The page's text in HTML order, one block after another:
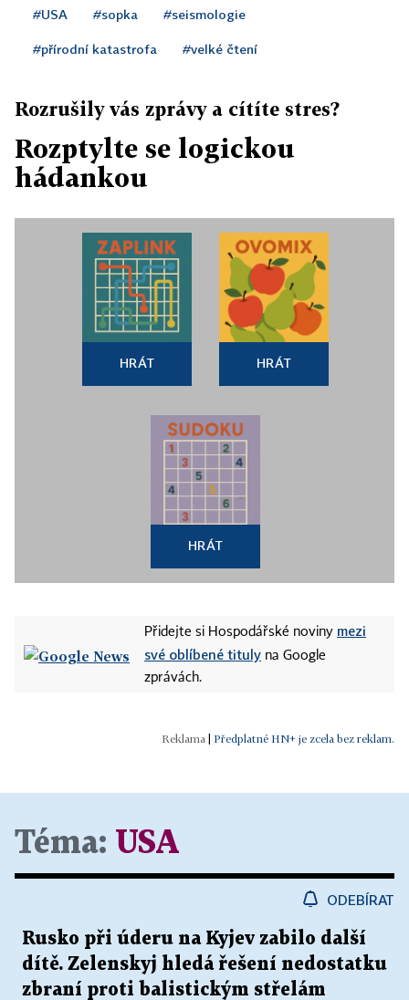
#USA #sopka #seismologie
#přírodní katastrofa #velké čtení
Rozrušily vás zprávy a cítíte stres?
Rozptylte se logickou
hádankou
HRÁT HRÁT
HRÁT
Přidejte si Hospodářské noviny mezi
své oblíbené tituly na Google
zprávách.
Předplatné HN+ je zcela bez reklam.
Téma: USA
ODEBÍRAT
Rusko při úderu na Kyjev zabilo další
dítě. Zelenskyj hledá řešení nedostatku
zbraní proti balistickým střelám